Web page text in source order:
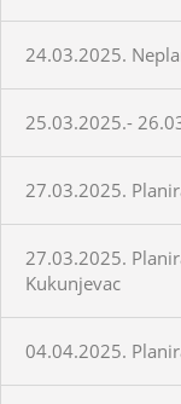
24.03.2025.
25.03.2025.-
27.03.2025.
27.03.2025.
Kukunjevac
04.04.2025.